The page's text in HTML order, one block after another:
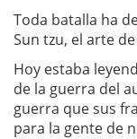
Toda batalla ha
Sun tzu, el arte
Hoy estaba
de la guerra del
guerra que sus
para la gente de